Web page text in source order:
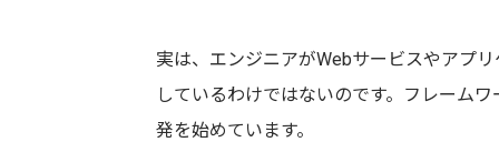
実は、エンジニアがWebサービスやアプ
しているわけではないのです。フレーム
発を始めています。